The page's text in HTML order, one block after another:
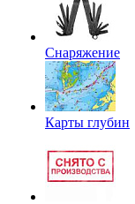
Снаряжение
Карты глубин